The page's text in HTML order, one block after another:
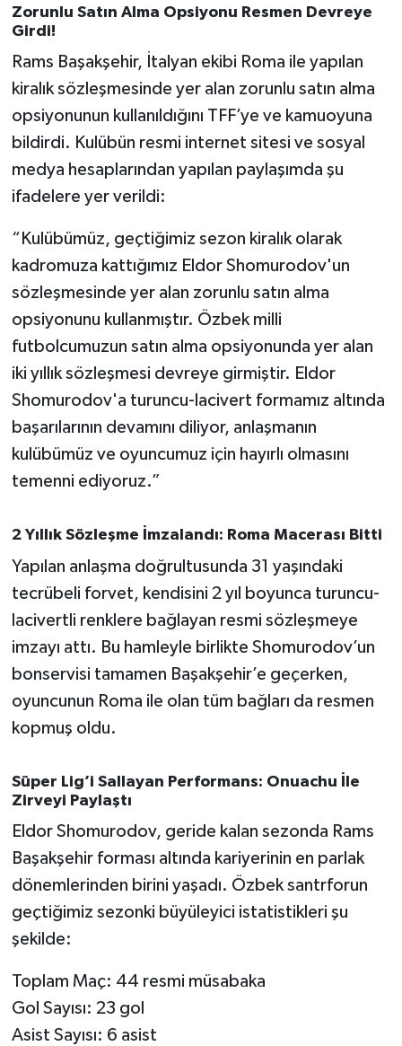
Zorunlu Satın Alma Opsiyonu Resmen Devreye
Girdi!
Rams Başakşehir, İtalyan ekibi Roma ile yapılan
kiralık sözleşmesinde yer alan zorunlu satın alma
opsiyonunun kullanıldığını TFF’ye ve kamuoyuna
bildirdi. Kulübün resmi internet sitesi ve sosyal
medya hesaplarından yapılan paylaşımda şu
ifadelere yer verildi:
“Kulübümüz, geçtiğimiz sezon kiralık olarak
kadromuza kattığımız Eldor Shomurodov'un
sözleşmesinde yer alan zorunlu satın alma
opsiyonunu kullanmıştır. Özbek milli
futbolcumuzun satın alma opsiyonunda yer alan
iki yıllık sözleşmesi devreye girmiştir. Eldor
Shomurodov'a turuncu-lacivert formamız altında
başarılarının devamını diliyor, anlaşmanın
kulübümüz ve oyuncumuz için hayırlı olmasını
temenni ediyoruz.”
2 Yıllık Sözleşme İmzalandı: Roma Macerası Bitti
Yapılan anlaşma doğrultusunda 31 yaşındaki
tecrübeli forvet, kendisini 2 yıl boyunca turuncu-
lacivertli renklere bağlayan resmi sözleşmeye
imzayı attı. Bu hamleyle birlikte Shomurodov’un
bonservisi tamamen Başakşehir’e geçerken,
oyuncunun Roma ile olan tüm bağları da resmen
kopmuş oldu.
Süper Lig’i Sallayan Performans: Onuachu İle
Zirveyi Paylaştı
Eldor Shomurodov, geride kalan sezonda Rams
Başakşehir forması altında kariyerinin en parlak
dönemlerinden birini yaşadı. Özbek santrforun
geçtiğimiz sezonki büyüleyici istatistikleri şu
şekilde:
Toplam Maç: 44 resmi müsabaka
Gol Sayısı: 23 gol
Asist Sayısı: 6 asist
Manyas
OLAY
OTOMOTİV
Resmi İlanlar
SAĞLIK
Savaştepe
SİYASET
Sındırgı
SPOR
SÜRMANŞET
TARİHTE BUGÜN
TEKNOLOJİ
Trend
TÜRKİYE
VİZYONDAKİLER
YAŞAM